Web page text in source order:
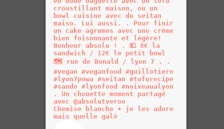
Chemise blanche • je les adore
mais quelle galè